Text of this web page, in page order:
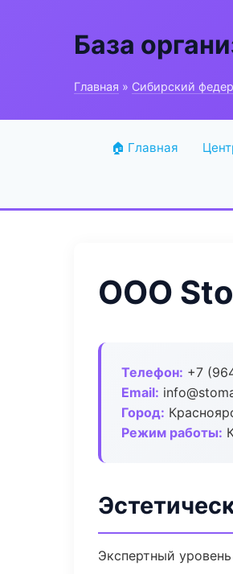
База
Главная » Сибирский
🏠 Главная
ООО
Телефон: +7
Email:
Город:
Режим работы:
Экспертный